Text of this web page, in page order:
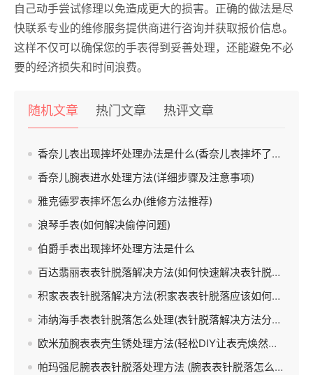
自己动手尝试修理以免造成更大的损害。正确的做法是尽
快联系专业的维修服务提供商进行咨询并获取报价信息。
这样不仅可以确保您的手表得到妥善处理，还能避免不必
要的经济损失和时间浪费。
随机文章 热门文章 热评文章
香奈儿表出现摔坏处理办法是什么(香奈儿表摔坏了怎么办)
香奈儿腕表进水处理方法(详细步骤及注意事项)
雅克德罗表摔坏怎么办(维修方法推荐)
浪琴手表(如何解决偷停问题)
伯爵手表出现摔坏处理方法是什么
百达翡丽表表针脱落解决方法(如何快速解决表针脱落问题)
积家表表针脱落解决方法(积家表表针脱落应该如何处理)
沛纳海手表表针脱落怎么处理(表针脱落解决方法分享)
欧米茄腕表表壳生锈处理方法(轻松DIY让表壳焕然一新)
帕玛强尼腕表表针脱落处理方法 (腕表表针脱落怎么办)